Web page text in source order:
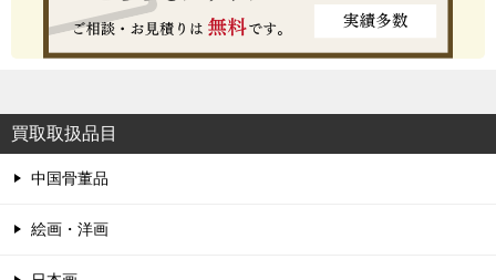
買取取扱品目
中国骨董品
絵画・洋画